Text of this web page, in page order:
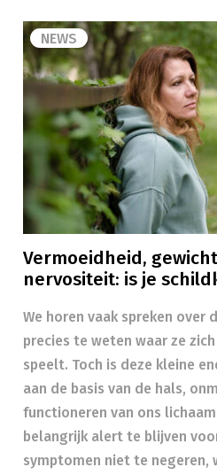
NEWS
Vermoeidheid,
nervositeit: is je
We horen vaak spreken over
precies te weten waar ze
speelt. Toch is deze kleine
aan de basis van de hals,
functioneren van ons
belangrijk alert te blijven
symptomen niet te negeren,